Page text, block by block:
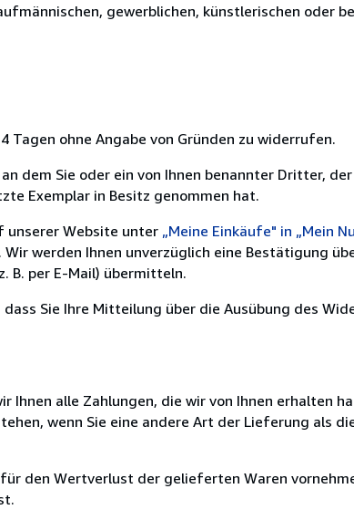
gewerblichen, künstlerischen oder
Tagen ohne Angabe von Gründen zu widerrufen.
dem Sie oder ein von Ihnen benannter Dritter,
Exemplar in Besitz genommen hat.
unserer Website unter „Meine Einkäufe" in „Mein
werden Ihnen unverzüglich eine Bestätigung
B. per E-Mail) übermitteln.
Sie Ihre Mitteilung über die Ausübung des
alle Zahlungen, die wir von Ihnen erhalten
wenn Sie eine andere Art der Lieferung als
den Wertverlust der gelieferten Waren